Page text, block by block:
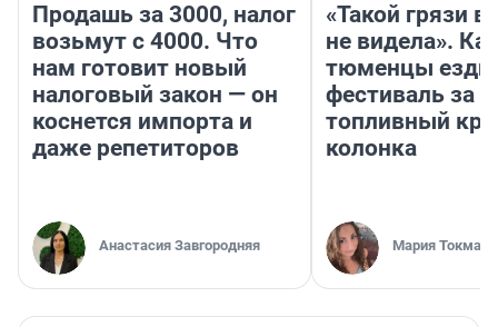
Продашь за 3000, налог
возьмут с 4000. Что
нам готовит новый
налоговый закон — он
коснется импорта и
даже репетиторов
Анастасия Завгородняя
«Такой грязи
не видела».
тюменцы
фестиваль за
топливный
колонка
Мария